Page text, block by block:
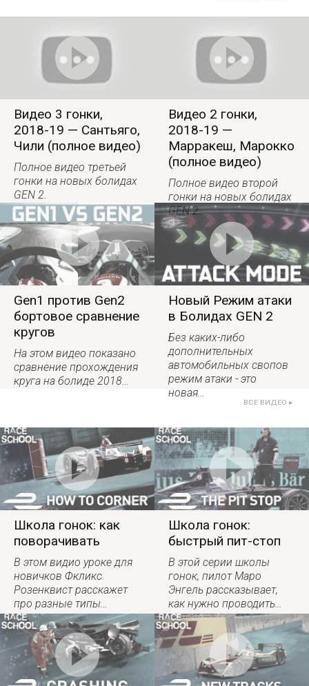
Видео 3 гонки,
2018-19 — Сантьяго,
Чили (полное видео)
Полное видео третьей
гонки на новых болидах
GEN 2.
Видео 2 гонки,
2018-19 —
Марракеш, Марокко
(полное видео)
Полное видео второй
гонки на новых болидах
GEN 2.
Gen1 против Gen2
бортовое сравнение
кругов
На этом видео показано
сравнение прохождения
круга на болиде 2018…
Новый Режим атаки
в Болидах GEN 2
Без каких-либо
дополнительных
автомобильных свопов
режим атаки - это
новая…
ВСЕ ВИДЕО ▸
Школа гонок: как
поворачивать
В этом видио уроке для
новичков Фкликс
Розенквист расскажет
про разные типы…
Школа гонок:
быстрый пит-стоп
В этой серии школы
гонок, пилот Маро
Энгель рассказывает,
как нужно проводить…